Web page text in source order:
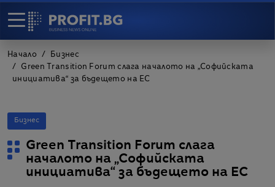
Начало
Бизнес
Green Transition Forum слага началото на „Софийската
инициатива“ за бъдещето на ЕС
Бизнес
Green Transition Forum слага
началото на „Софийската
инициатива“ за бъдещето на ЕС